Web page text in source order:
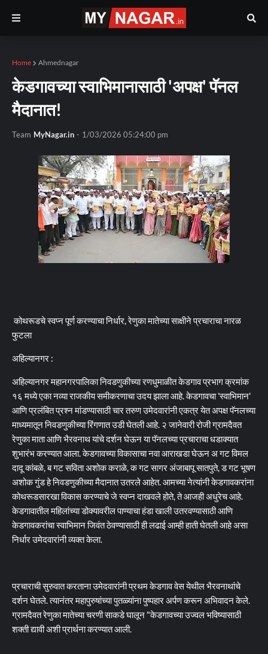
Home Ahmednagar
केडगावच्या स्वाभिमानासाठी 'अपक्ष' पॅनल
मैदानात!
Team MyNagar.in - 1/03/2026 05:24:00 pm
कोथरूडचे स्वप्न पूर्ण करण्याचा निर्धार, रेणुका मातेच्या साक्षीने प्रचाराचा नारळ
फुटला
अहिल्यानगर :
अहिल्यानगर महानगरपालिका निवडणुकीच्या रणधुमाळीत केडगाव प्रभाग क्रमांक
१६ मध्ये एका नव्या राजकीय समीकरणाचा उदय झाला आहे. केडगावचा 'स्वाभिमान'
आणि प्रलंबित प्रश्न मांडण्यासाठी चार तरुण उमेदवारांनी एकत्र येत अपक्ष पॅनलच्या
माध्यमातून निवडणुकीच्या रिंगणात उडी घेतली आहे. २ जानेवारी रोजी ग्रामदैवत
रेणुका माता आणि भैरवनाथ यांचे दर्शन घेऊन या पॅनलच्या प्रचाराचा धडाक्यात
शुभारंभ करण्यात आला. केडगावच्या विकासाचा नवा आराखडा घेऊन अ गट विमल
दादू कांबळे, ब गट सविता अशोक कराळे, क गट सागर अंजाबापू सातपुते, ड गट भूषण
अशोक गुंड हे निवडणुकीच्या मैदानात उतरले आहेत. आमच्या नेत्यांनी केडगावकरांना
कोथरूडसारखा विकास करण्याचे जे स्वप्न दाखवले होते, ते आजही अधुरेच आहे.
केडगावातील महिलांच्या डोक्यावरील पाण्याचा हंडा खाली उतरवण्यासाठी आणि
केडगावकरांचा स्वाभिमान जिवंत ठेवण्यासाठी ही लढाई आम्ही हाती घेतली आहे असा
निर्धार उमेदवारांनी व्यक्त केला.
प्रचाराची सुरुवात करताना उमेदवारांनी प्रथम केडगाव वेस येथील भैरवनाथांचे
दर्शन घेतले. त्यानंतर महापुरुषांच्या पुतळ्यांना पुष्पहार अर्पण करून अभिवादन केले.
ग्रामदैवत रेणुका मातेच्या चरणी साकडे घालून "केडगावच्या उज्वल भविष्यासाठी
शक्ती द्यावी अशी प्रार्थना करण्यात आली.